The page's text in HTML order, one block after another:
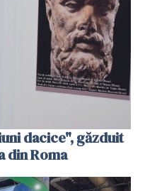
dacice", găzduit
din Roma